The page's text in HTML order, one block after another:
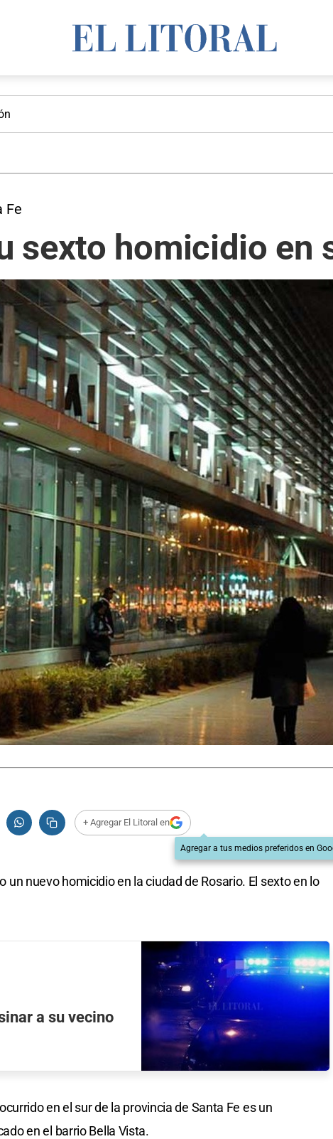
Fe
sexto homicidio en
+ Agregar El Litoral en
Agregar a tus medios preferidos en
un nuevo homicidio en la ciudad de Rosario. El sexto en lo
a su vecino
en el sur de la provincia de Santa Fe es un
en el barrio Bella Vista.